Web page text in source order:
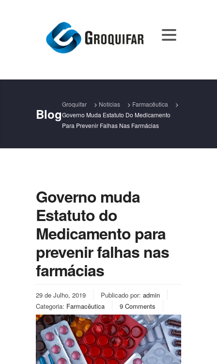
Blog
Groquifar > Notícias > Farmacêutica
>
Governo Muda Estatuto Do Medicamento
Para Prevenir Falhas Nas Farmácias
Governo muda
Estatuto do
Medicamento para
prevenir falhas nas
farmácias
29 de Julho, 2019 Publicado por: admin
Categoria: Farmacêutica 9 Comments